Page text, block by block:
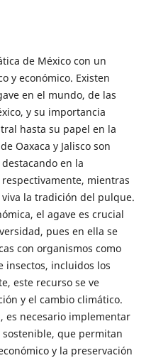
de México con un
y económico. Existen
en el mundo, de las
y su importancia
hasta su papel en la
Oaxaca y Jalisco son
en la
mientras
la tradición del pulque.
el agave es crucial
pues en ella se
con organismos como
insectos, incluidos los
este recurso se ve
y el cambio climático.
es necesario implementar
que permitan
y la preservación